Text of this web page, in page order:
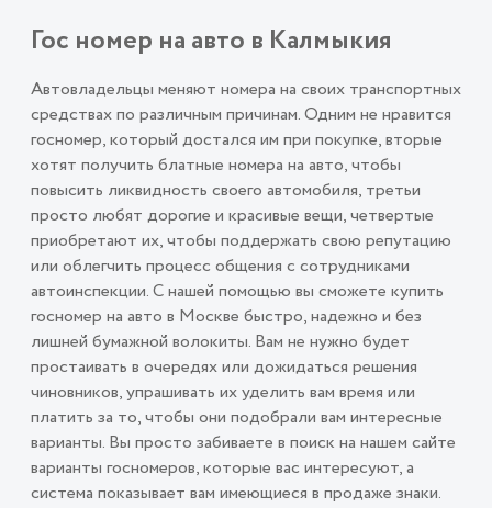
Гос номер на авто в Калмыкия
Автовладельцы меняют номера на своих транспортных
средствах по различным причинам. Одним не нравится
госномер, который достался им при покупке, вторые
хотят получить блатные номера на авто, чтобы
повысить ликвидность своего автомобиля, третьи
просто любят дорогие и красивые вещи, четвертые
приобретают их, чтобы поддержать свою репутацию
или облегчить процесс общения с сотрудниками
автоинспекции. С нашей помощью вы сможете купить
госномер на авто в Москве быстро, надежно и без
лишней бумажной волокиты. Вам не нужно будет
простаивать в очередях или дожидаться решения
чиновников, упрашивать их уделить вам время или
платить за то, чтобы они подобрали вам интересные
варианты. Вы просто забиваете в поиск на нашем сайте
варианты госномеров, которые вас интересуют, а
система показывает вам имеющиеся в продаже знаки.